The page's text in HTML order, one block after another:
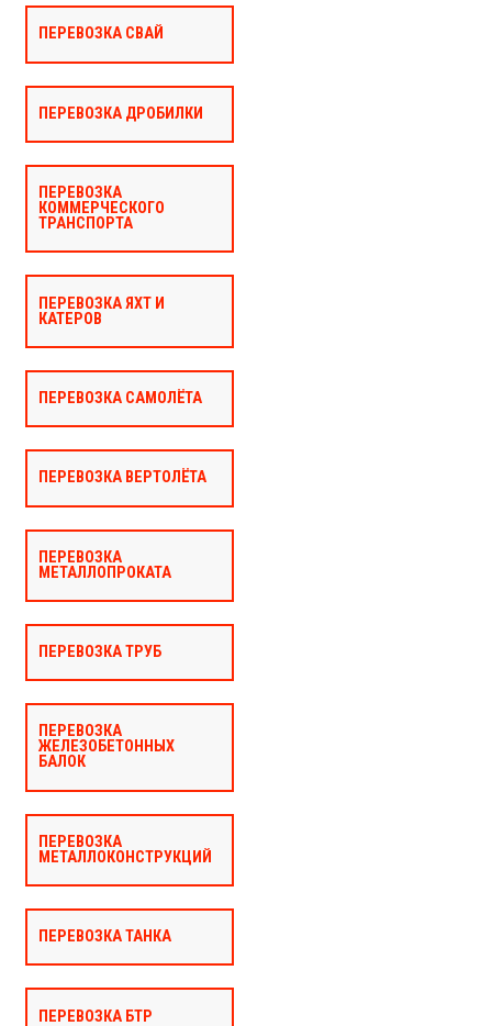
ПЕРЕВОЗКА СВАЙ
ПЕРЕВОЗКА ДРОБИЛКИ
ПЕРЕВОЗКА
КОММЕРЧЕСКОГО
ТРАНСПОРТА
ПЕРЕВОЗКА ЯХТ И
КАТЕРОВ
ПЕРЕВОЗКА САМОЛЁТА
ПЕРЕВОЗКА ВЕРТОЛЁТА
ПЕРЕВОЗКА
МЕТАЛЛОПРОКАТА
ПЕРЕВОЗКА ТРУБ
ПЕРЕВОЗКА
ЖЕЛЕЗОБЕТОННЫХ
БАЛОК
ПЕРЕВОЗКА
МЕТАЛЛОКОНСТРУКЦИЙ
ПЕРЕВОЗКА ТАНКА
ПЕРЕВОЗКА БТР